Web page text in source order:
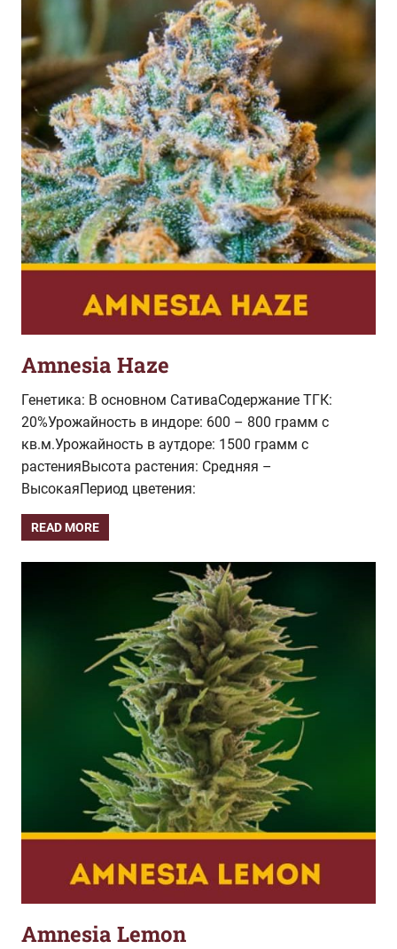
Amnesia Haze
Генетика: В основном СативаСодержание ТГК:
20%Урожайность в индоре: 600 – 800 грамм с
кв.м.Урожайность в аутдоре: 1500 грамм с
растенияВысота растения: Средняя –
ВысокаяПериод цветения:
READ MORE
Amnesia Lemon